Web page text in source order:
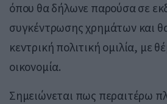
όπου θα δήλωνε παρούσα σε
συγκέντρωσης χρημάτων και
κεντρική πολιτική ομιλία, με
οικονομία.
Σημειώνεται πως περαιτέρω